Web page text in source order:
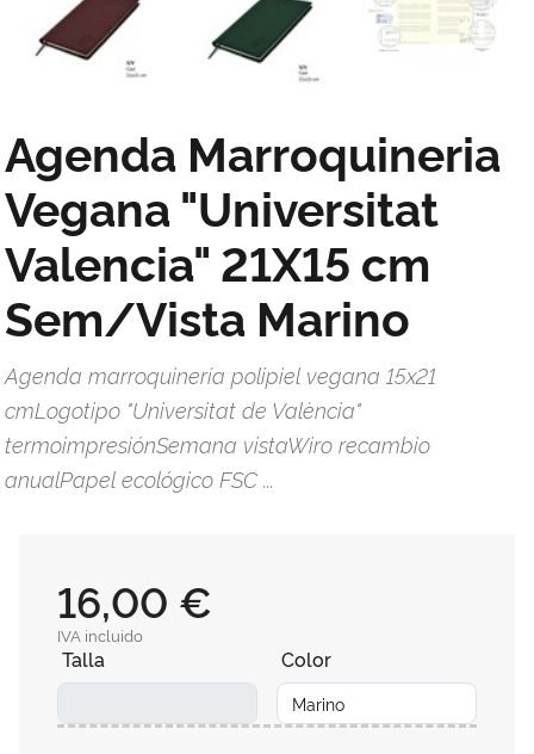
Agenda Marroquineria
Vegana "Universitat
Valencia" 21X15 cm
Sem/Vista Marino
Agenda marroquinería polipiel vegana 15x21
cmLogotipo "Universitat de València"
termoimpresiónSemana vistaWiro recambio
anualPapel ecológico FSC ...
16,00 €
IVA incluido
Talla Color